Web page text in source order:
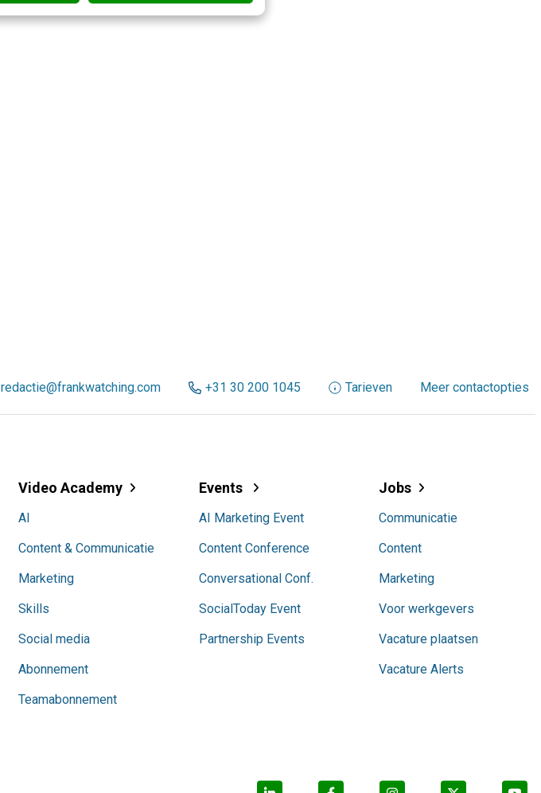
redactie@frankwatching.com +31 30 200 1045 Tarieven Meer contactopties
Video Academy
AI
Content & Communicatie
Marketing
Skills
Social media
Abonnement
Teamabonnement
Events
AI Marketing Event
Content Conference
Conversational Conf.
SocialToday Event
Partnership Events
Jobs
Communicatie
Content
Marketing
Voor werkgevers
Vacature plaatsen
Vacature Alerts